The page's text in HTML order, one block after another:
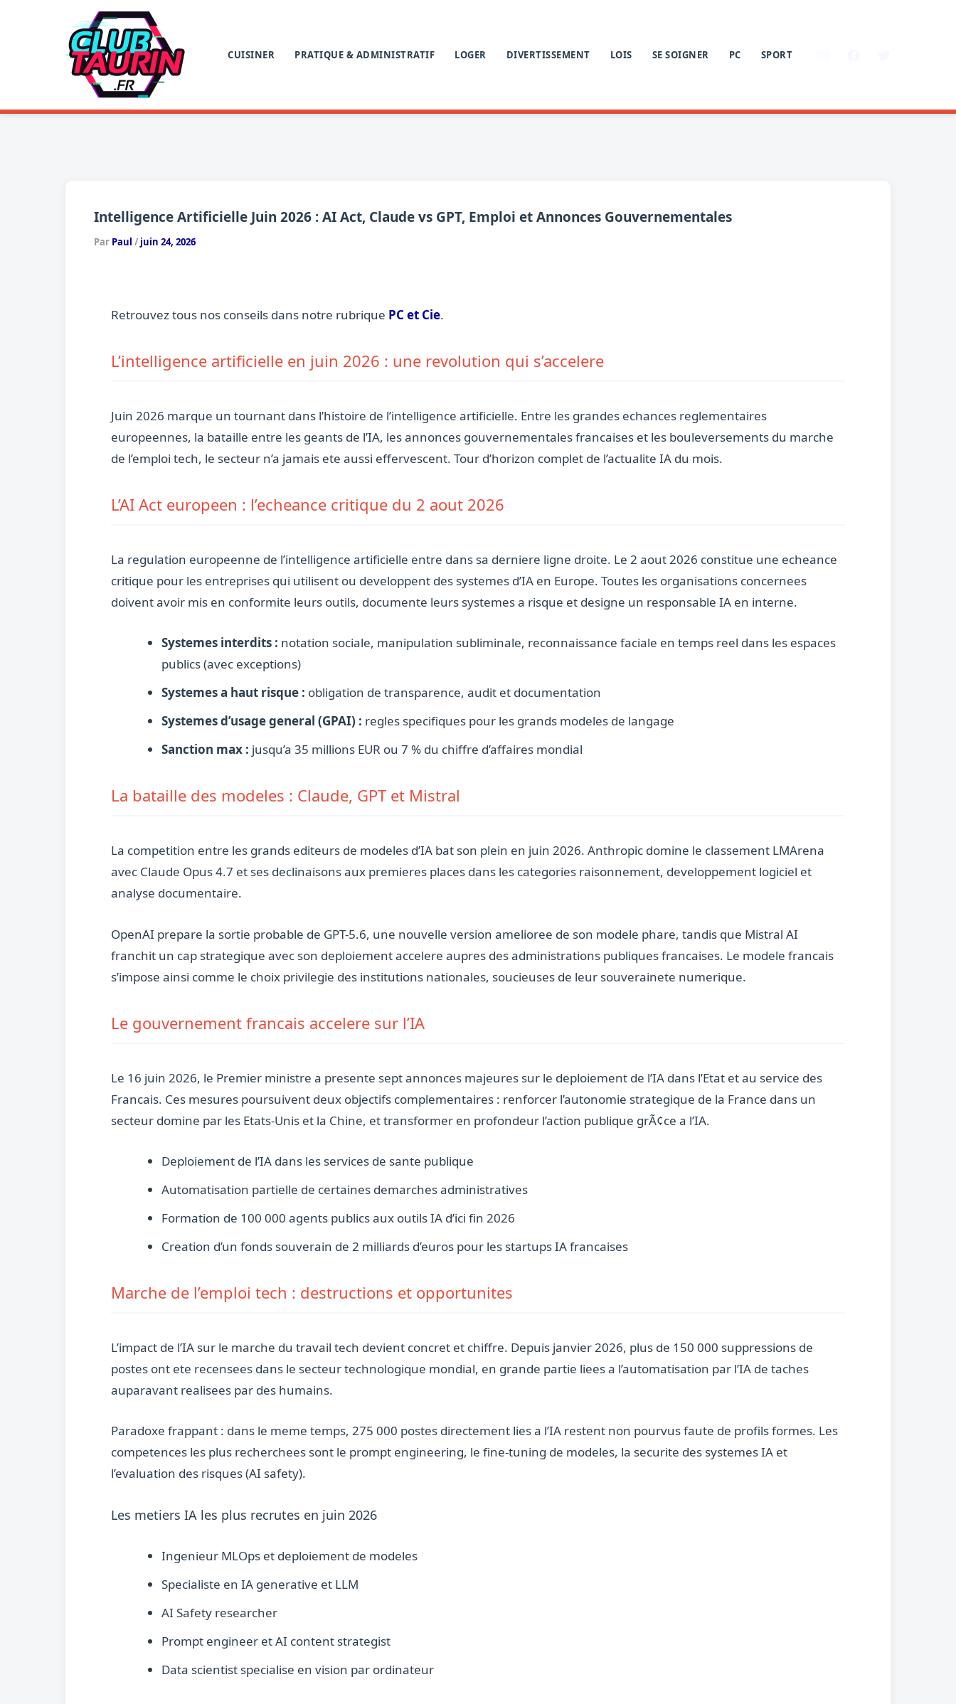
CUISINER PRATIQUE & ADMINISTRATIF LOGER DIVERTISSEMENT LOIS SE SOIGNER PC SPORT
Intelligence Artificielle Juin 2026 : AI Act, Claude vs GPT, Emploi et Annonces Gouvernementales
Par Paul / juin 24, 2026
Retrouvez tous nos conseils dans notre rubrique PC et Cie.
L’intelligence artificielle en juin 2026 : une revolution qui s’accelere
Juin 2026 marque un tournant dans l’histoire de l’intelligence artificielle. Entre les grandes echances reglementaires
europeennes, la bataille entre les geants de l’IA, les annonces gouvernementales francaises et les bouleversements du marche
de l’emploi tech, le secteur n’a jamais ete aussi effervescent. Tour d’horizon complet de l’actualite IA du mois.
L’AI Act europeen : l’echeance critique du 2 aout 2026
La regulation europeenne de l’intelligence artificielle entre dans sa derniere ligne droite. Le 2 aout 2026 constitue une echeance
critique pour les entreprises qui utilisent ou developpent des systemes d’IA en Europe. Toutes les organisations concernees
doivent avoir mis en conformite leurs outils, documente leurs systemes a risque et designe un responsable IA en interne.
Systemes interdits : notation sociale, manipulation subliminale, reconnaissance faciale en temps reel dans les espaces
publics (avec exceptions)
Systemes a haut risque : obligation de transparence, audit et documentation
Systemes d’usage general (GPAI) : regles specifiques pour les grands modeles de langage
Sanction max : jusqu’a 35 millions EUR ou 7 % du chiffre d’affaires mondial
La bataille des modeles : Claude, GPT et Mistral
La competition entre les grands editeurs de modeles d’IA bat son plein en juin 2026. Anthropic domine le classement LMArena
avec Claude Opus 4.7 et ses declinaisons aux premieres places dans les categories raisonnement, developpement logiciel et
analyse documentaire.
OpenAI prepare la sortie probable de GPT-5.6, une nouvelle version amelioree de son modele phare, tandis que Mistral AI
franchit un cap strategique avec son deploiement accelere aupres des administrations publiques francaises. Le modele francais
s’impose ainsi comme le choix privilegie des institutions nationales, soucieuses de leur souverainete numerique.
Le gouvernement francais accelere sur l’IA
Le 16 juin 2026, le Premier ministre a presente sept annonces majeures sur le deploiement de l’IA dans l’Etat et au service des
Francais. Ces mesures poursuivent deux objectifs complementaires : renforcer l’autonomie strategique de la France dans un
secteur domine par les Etats-Unis et la Chine, et transformer en profondeur l’action publique grÃ¢ce a l’IA.
Deploiement de l’IA dans les services de sante publique
Automatisation partielle de certaines demarches administratives
Formation de 100 000 agents publics aux outils IA d’ici fin 2026
Creation d’un fonds souverain de 2 milliards d’euros pour les startups IA francaises
Marche de l’emploi tech : destructions et opportunites
L’impact de l’IA sur le marche du travail tech devient concret et chiffre. Depuis janvier 2026, plus de 150 000 suppressions de
postes ont ete recensees dans le secteur technologique mondial, en grande partie liees a l’automatisation par l’IA de taches
auparavant realisees par des humains.
Paradoxe frappant : dans le meme temps, 275 000 postes directement lies a l’IA restent non pourvus faute de profils formes. Les
competences les plus recherchees sont le prompt engineering, le fine-tuning de modeles, la securite des systemes IA et
l’evaluation des risques (AI safety).
Les metiers IA les plus recrutes en juin 2026
Ingenieur MLOps et deploiement de modeles
Specialiste en IA generative et LLM
AI Safety researcher
Prompt engineer et AI content strategist
Data scientist specialise en vision par ordinateur